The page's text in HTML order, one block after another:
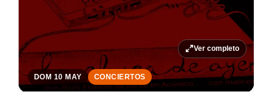
Ver completo
DOM 10 MAY CONCIERTOS